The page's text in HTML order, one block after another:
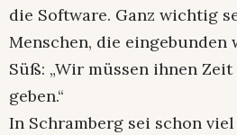
die Software. Ganz wichtig
Menschen, die eingebunden
Süß: „Wir müssen ihnen
geben.“
In Schramberg sei schon